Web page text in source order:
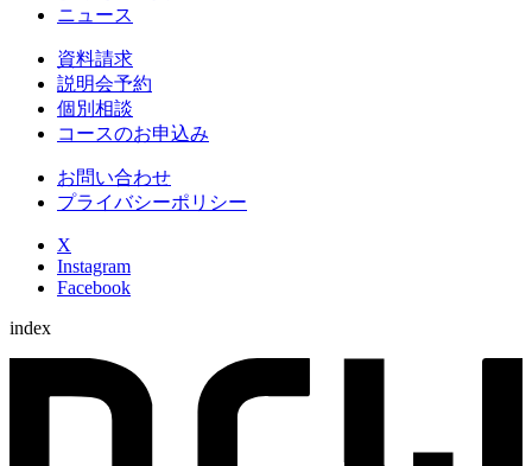
ニュース
資料請求
説明会予約
個別相談
コースのお申込み
お問い合わせ
プライバシーポリシー
X
Instagram
Facebook
index